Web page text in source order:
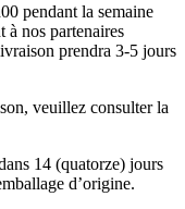
pendant la semaine
à nos partenaires
prendra 3-5 jours
veuillez consulter la
14 (quatorze) jours
d’origine.